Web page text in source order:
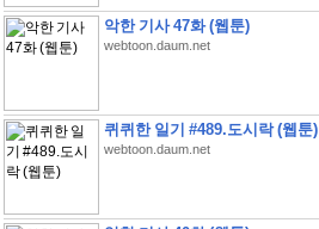
악한 기사 47화 (웹툰)
webtoon.daum.net
퀴퀴한 일기 #489.도시락 (웹툰)
webtoon.daum.net